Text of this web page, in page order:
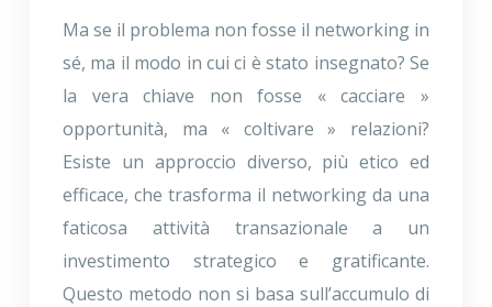
Ma se il problema non fosse il networking in
sé, ma il modo in cui ci è stato insegnato? Se
la vera chiave non fosse « cacciare »
opportunità, ma « coltivare » relazioni?
Esiste un approccio diverso, più etico ed
efficace, che trasforma il networking da una
faticosa attività transazionale a un
investimento strategico e gratificante.
Questo metodo non si basa sull’accumulo di